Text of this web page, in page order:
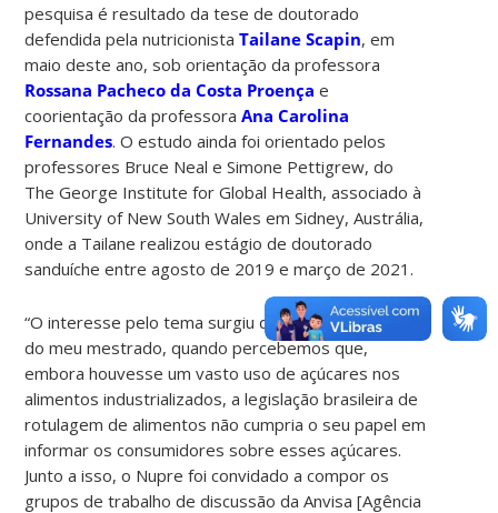
pesquisa é resultado da tese de doutorado
defendida pela nutricionistaTailane Scapin, em
maio deste ano, sob orientação da professora
Rossana Pacheco da Costa Proença e
coorientação da professoraAna Carolina
Fernandes. O estudo ainda foi orientado pelos
professores Bruce Neal e Simone Pettigrew, do
The George Institute for Global Health, associado à
University of New South Wales em Sidney, Austrália,
onde a Tailane realizou estágio de doutorado
sanduíche entre agosto de 2019 e março de 2021.
“O interesse pelo tema surgiu durante a realização
do meu mestrado, quando percebemos que,
embora houvesse um vasto uso de açúcares nos
alimentos industrializados, a legislação brasileira de
rotulagem de alimentos não cumpria o seu papel em
informar os consumidores sobre esses açúcares.
Junto a isso, o Nupre foi convidado a compor os
grupos de trabalho de discussão da Anvisa [Agência